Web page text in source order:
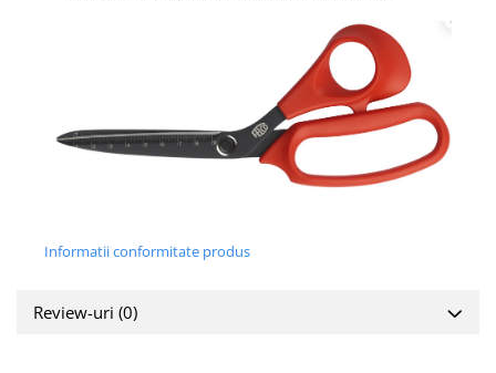
Informatii conformitate produs
Review-uri (0)